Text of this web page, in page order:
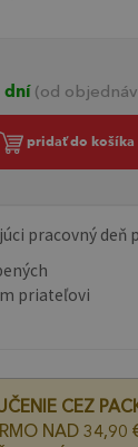
dní (od
pridať do košíka
pracovný deň
priateľovi
CEZ
NAD 34,90